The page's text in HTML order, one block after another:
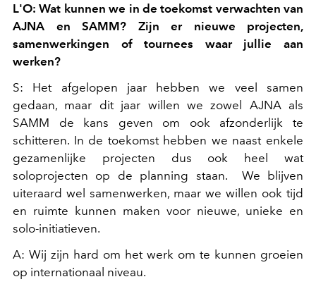
L'O: Wat kunnen we in de toekomst verwachten van
AJNA en SAMM? Zijn er nieuwe projecten,
samenwerkingen of tournees waar jullie aan
werken?
S: Het afgelopen jaar hebben we veel samen
gedaan, maar dit jaar willen we zowel AJNA als
SAMM de kans geven om ook afzonderlijk te
schitteren. In de toekomst hebben we naast enkele
gezamenlijke projecten dus ook heel wat
soloprojecten op de planning staan. We blijven
uiteraard wel samenwerken, maar we willen ook tijd
en ruimte kunnen maken voor nieuwe, unieke en
solo-initiatieven.
A: Wij zijn hard om het werk om te kunnen groeien
op internationaal niveau.